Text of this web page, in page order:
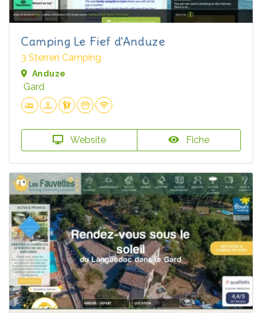
Camping Le Fief d'Anduze
3 Sterren Camping
Anduze
Gard
Website Fiche